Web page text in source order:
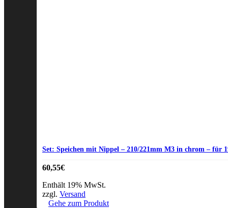
Set: Speichen mit Nippel – 210/221mm M3 in chrom – für
60,55€
Enthält 19% MwSt.
zzgl. Versand
Gehe zum Produkt